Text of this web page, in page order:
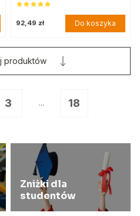
92,49 zł Do koszyka
3 ... 18
produktów
Zniżki dla
studentów